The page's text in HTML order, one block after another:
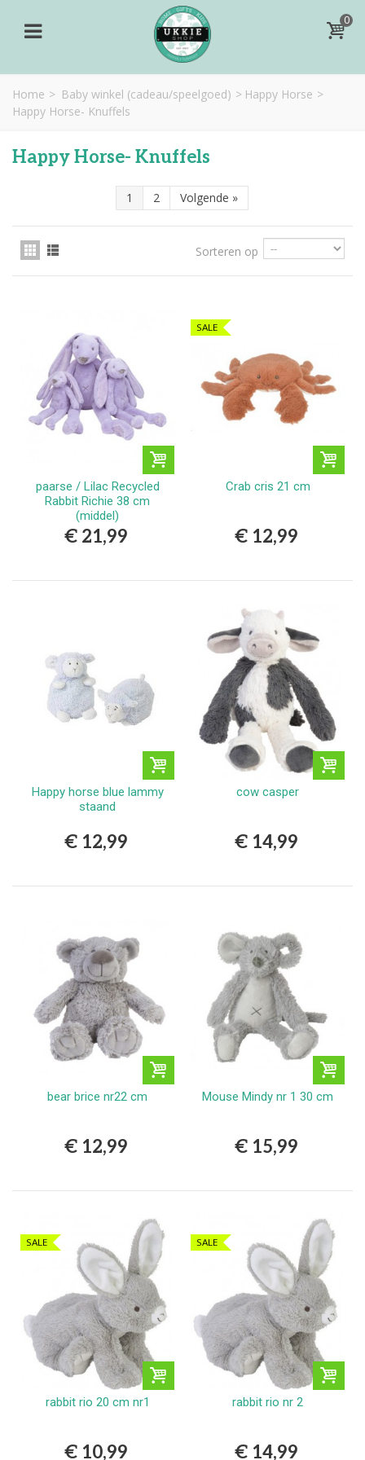
0
Home > Baby winkel (cadeau/speelgoed) > Happy Horse >
Happy Horse- Knuffels
Happy Horse- Knuffels
1 2 Volgende »
Sorteren op
paarse / Lilac Recycled
Rabbit Richie 38 cm
(middel)
€ 21,99
SALE
Crab cris 21 cm
€ 12,99
Happy horse blue lammy
staand
€ 12,99
cow casper
€ 14,99
bear brice nr22 cm
€ 12,99
Mouse Mindy nr 1 30 cm
€ 15,99
SALE
rabbit rio 20 cm nr1
€ 10,99
SALE
rabbit rio nr 2
€ 14,99